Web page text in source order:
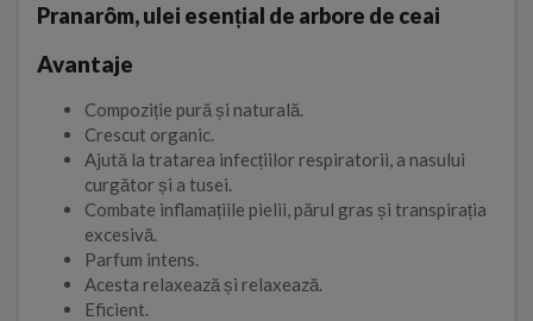
Pranarôm, ulei esențial de arbore de ceai
Avantaje
Compoziție pură și naturală.
Crescut organic.
Ajută la tratarea infecțiilor respiratorii, a nasului
curgător și a tusei.
Combate inflamațiile pielii, părul gras și transpirația
excesivă.
Parfum intens.
Acesta relaxează și relaxează.
Eficient.